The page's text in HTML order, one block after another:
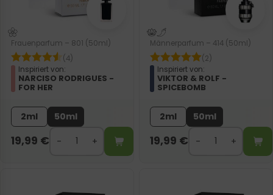
Frauenparfum – 801 (50ml)
(4)
Inspiriert von:
NARCISO RODRIGUES -
FOR HER
2ml 50ml
19,99 €
Männerparfum – 414 (50ml)
(2)
Inspiriert von:
VIKTOR & ROLF -
SPICEBOMB
2ml 50ml
19,99 €